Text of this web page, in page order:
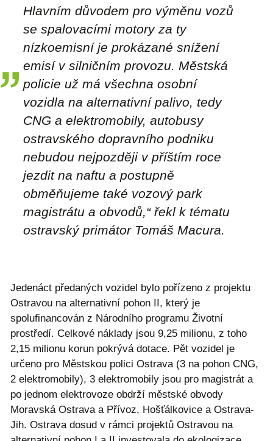
Hlavním důvodem pro výměnu vozů
se spalovacími motory za ty
nízkoemisní je prokázané snížení
emisí v silničním provozu. Městská
policie už má všechna osobní
vozidla na alternativní palivo, tedy
CNG a elektromobily, autobusy
ostravského dopravního podniku
nebudou nejpozději v příštím roce
jezdit na naftu a postupně
obměňujeme také vozový park
magistrátu a obvodů,“ řekl k tématu
ostravský primátor Tomáš Macura.
Jedenáct předaných vozidel bylo pořízeno z projektu
Ostravou na alternativní pohon II, který je
spolufinancován z Národního programu Životní
prostředí. Celkové náklady jsou 9,25 milionu, z toho
2,15 milionu korun pokrývá dotace. Pět vozidel je
určeno pro Městskou polici Ostrava (3 na pohon CNG,
2 elektromobily), 3 elektromobily jsou pro magistrát a
po jednom elektrovoze obdrží městské obvody
Moravská Ostrava a Přívoz, Hošťálkovice a Ostrava-
Jih. Ostrava dosud v rámci projektů Ostravou na